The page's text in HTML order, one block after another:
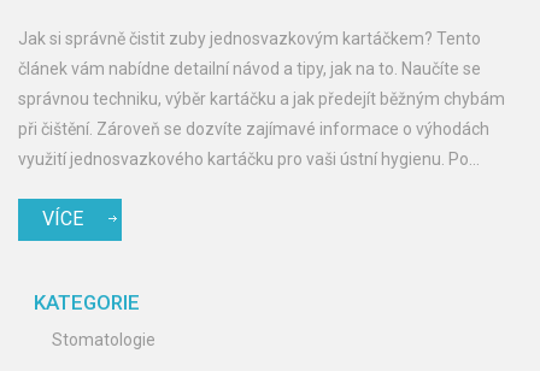
Jak si správně čistit zuby jednosvazkovým kartáčkem? Tento
článek vám nabídne detailní návod a tipy, jak na to. Naučíte se
správnou techniku, výběr kartáčku a jak předejít běžným chybám
při čištění. Zároveň se dozvíte zajímavé informace o výhodách
využití jednosvazkového kartáčku pro vaši ústní hygienu. Po
zdravějších zubů a dásní.
VÍCE
KATEGORIE
Stomatologie